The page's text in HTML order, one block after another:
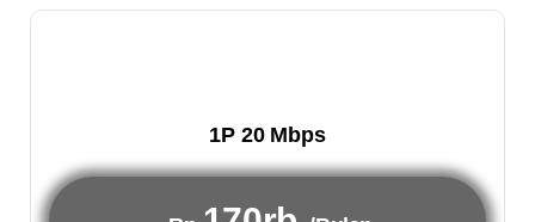
1P 20 Mbps